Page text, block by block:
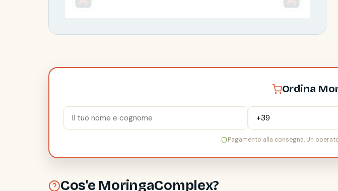
Ordina
Pagamento alla consegna. Un
Cos'e MoringaComplex?